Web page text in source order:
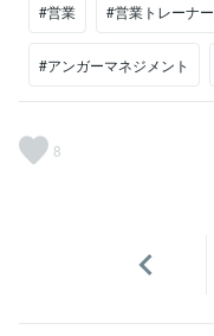
#営業 #営業トレーナー
#アンガーマネジメント
8